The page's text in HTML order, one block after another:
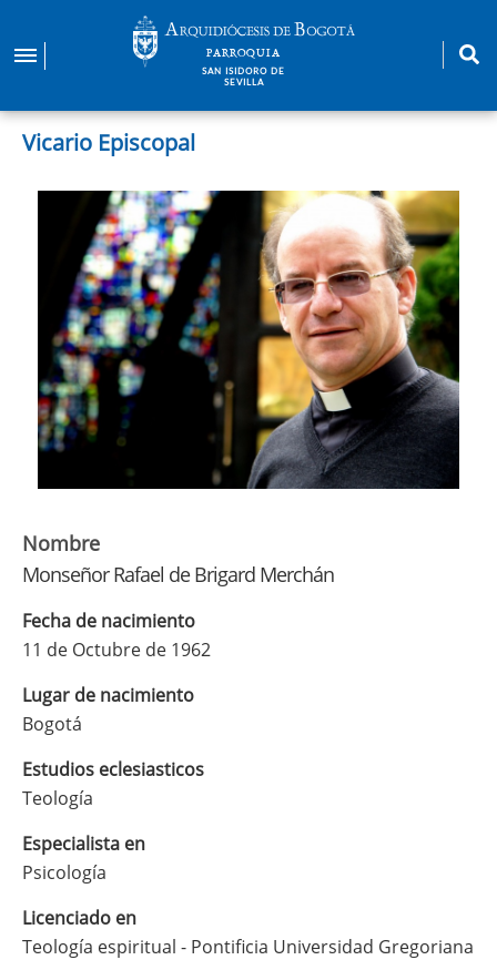
contenido
PARROQUIA
SAN ISIDORO DE
SEVILLA
Vicario Episcopal
Nombre
Monseñor Rafael de Brigard Merchán
Fecha de nacimiento
11 de Octubre de 1962
Lugar de nacimiento
Bogotá
Estudios eclesiasticos
Teología
Especialista en
Psicología
Licenciado en
Teología espiritual - Pontificia Universidad Gregoriana